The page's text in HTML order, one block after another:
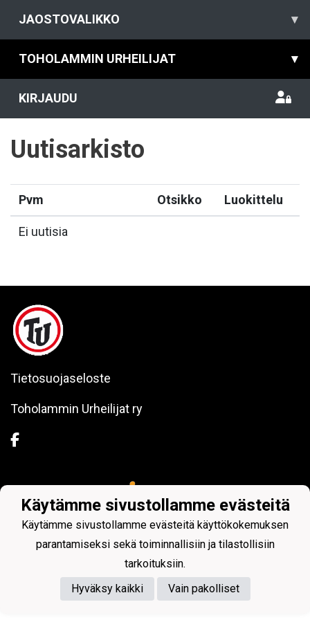
JAOSTOVALIKKO ▾
TOHOLAMMIN URHEILIJAT ▾
KIRJAUDU
Uutisarkisto
Pvm Otsikko Luokittelu
Ei uutisia
Tietosuojaseloste
Toholammin Urheilijat ry
Käytämme sivustollamme evästeitä
Käytämme sivustollamme evästeitä käyttökokemuksen
parantamiseksi sekä toiminnallisiin ja tilastollisiin
tarkoituksiin.
Hyväksy kaikki
Vain pakolliset